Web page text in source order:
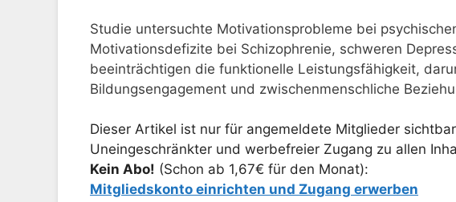
Studie untersuchte Motivationsprobleme bei
Motivationsdefizite bei Schizophrenie, schweren
beeinträchtigen die funktionelle Leistungsfähigkeit,
Bildungsengagement und zwischenmenschliche
Dieser Artikel ist nur für angemeldete Mitglieder
Uneingeschränkter und werbefreier Zugang zu allen
Kein Abo! (Schon ab 1,67€ für den Monat):
Mitgliedskonto einrichten und Zugang erwerben